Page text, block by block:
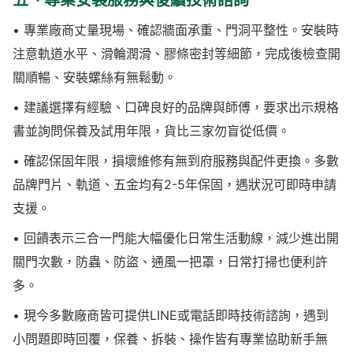
• 專業廠商丈量現場、確認牆面承重、門洞平整性。安裝時
注意軌道水平、滑輪潤滑、膠條密封等細節，完成後檢查開
關順暢、安裝螺絲有無鬆動。
• 建議選擇有經驗、口碑良好的品牌與師傅，要求出示規格
書並詢問保養及試用年限，貨比三家勿盲從低價。
• 確認保固年限，損壞維修有無到府服務與配件更換。多數
品牌門片、軌道、五金均有2-5年保固，遇狀況可即時申請
支援。
• 回饋表示三合一門能大幅優化日常生活動線，減少進出開
關門次數，防蟲、防盜、通風一把罩，日常打掃也便利許
多。
• 現今多數廠商皆可提供LINE或電話即時技術諮詢，遇到
小問題即時回覆，保養、拆裝、操作皆有專業協助新手無